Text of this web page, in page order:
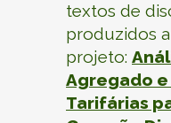
textos de
produzidos
projeto:
Agregado e
Tarifárias